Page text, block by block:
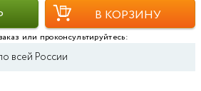
В КОРЗИНУ
или проконсультируйтесь:
всей России